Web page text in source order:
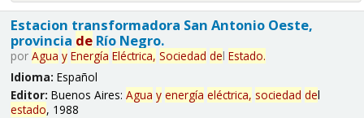
Estacion transformadora San Antonio Oeste,
provincia deRío Negro.
por Agua y Energía Eléctrica, Sociedad del Estado.
Idioma: Español
Editor: Buenos Aires: Agua y energía eléctrica, sociedad del
estado, 1988